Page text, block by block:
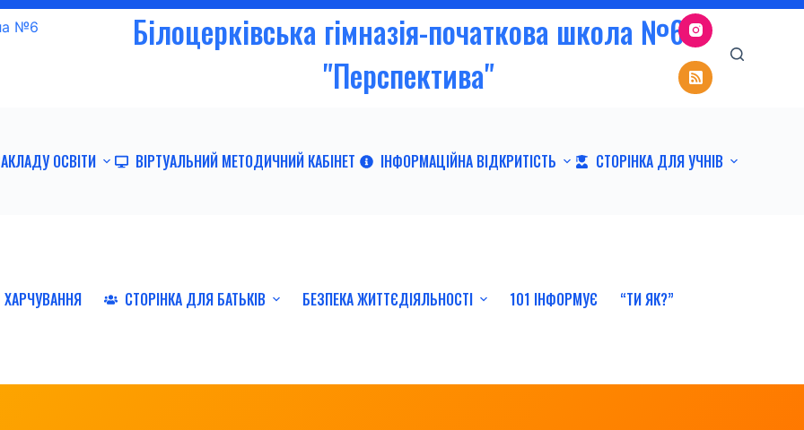
Білоцерківська гімназія-початкова школа №6
"Перспектива"
ОСВІТИ ВІРТУАЛЬНИЙ МЕТОДИЧНИЙ КАБІНЕТ ІНФОРМАЦІЙНА ВІДКРИТІСТЬ СТОРІНКА ДЛЯ УЧНІВ
ХАРЧУВАННЯ СТОРІНКА ДЛЯ БАТЬКІВ БЕЗПЕКА ЖИТТЄДІЯЛЬНОСТІ 101 ІНФОРМУЄ “ТИ ЯК?”